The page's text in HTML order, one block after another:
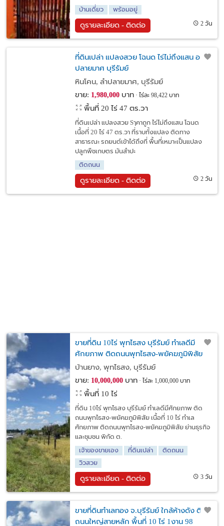
บ้านเดี่ยว
พร้อมอยู่
ดูรายละเอียด - ติดต่อ 2 วัน
ที่ดินเปล่า แปลงสวย โฉนด ไร่ไม่ถึงแสน อ.ลำ
ปลายมาศ บุรีรัมย์
หินโคน, ลำปลายมาศ, บุรีรัมย์
ขาย: 1,980,000บาท ไร่ละ 98,422 บาท
พื้นที่ 20 ไร่ 47 ตร.วา
ที่ดินเปล่า แปลงสวย Sๅคาถูก ไร่ไม่ถึงแสน โฉนด
เนื้อที่ 20 ไร่ 47 ตร.วา ที่ราบทั้งแปลง ติดทาง
สาธารณะ รถยนต์เข้าได้ถึงที่ พื้นที่เหมาะเป็นแปลง
ปลูกพืชเกษตร มันสำปะ
ติดถนน
ดูรายละเอียด - ติดต่อ 2 วัน
ขายที่ดิน 10ไร่ พุทไธสง บุรีรัมย์ ทำเลดีมี
ศักยภาพ ติดถนนพุทไธสง-พยัคฆภูมิพิสัย
บ้านยาง, พุทไธสง, บุรีรัมย์
ขาย: 10,000,000บาท ไร่ละ 1,000,000 บาท
พื้นที่ 10 ไร่
ที่ดิน 10ไร่ พุทไธสง บุรีรัมย์ ทำเลดีมีศักยภาพ ติด
ถนนพุทไธสง-พยัคฆภูมิพิสัย เนื้อที่ 10 ไร่ ทำเล
ศักยภาพ ติดถนนพุทไธสง-พยัคฆภูมิพิสัย ย่านธุรกิจ
และชุมชน พิกัด ต.
เจ้าของขายเอง
ที่ดินเปล่า
ติดถนน
วิวสวย
ดูรายละเอียด - ติดต่อ 3 วัน
ขายที่ดินทำเลทอง จ.บุรีรัมย์ ใกล้ห้างดัง ติด
ถนนใหญ่สายหลัก พื้นที่ 10 ไร่ 1งาน 98